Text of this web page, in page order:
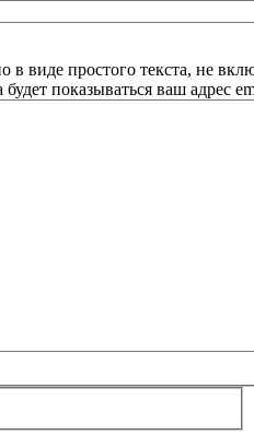
в виде простого текста, не
будет показываться ваш адрес